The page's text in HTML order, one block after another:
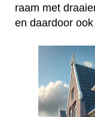
raam met
en daardoor